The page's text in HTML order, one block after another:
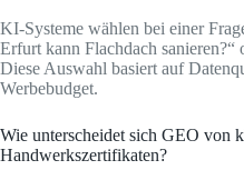
KI-Systeme wählen bei einer
Erfurt kann Flachdach
Diese Auswahl basiert auf
Werbebudget.
Wie unterscheidet sich GEO von
Handwerkszertifikaten?